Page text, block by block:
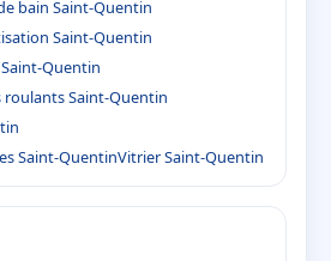
bain Saint-Quentin
Saint-Quentin
Quentin
Saint-Quentin
Saint-QuentinVitrier Saint-Quentin